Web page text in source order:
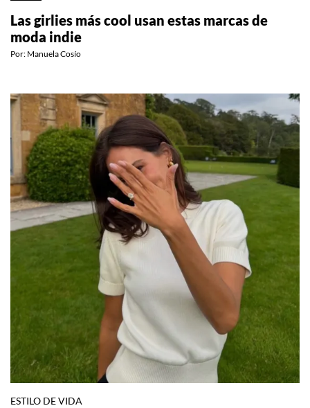
Las girlies más cool usan estas marcas de
moda indie
Por: Manuela Cosío
ESTILO DE VIDA